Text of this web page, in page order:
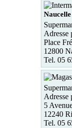
Naucelle
Adresse
Place
12800
Tel. 05
Adresse
5
12240
Tel. 05